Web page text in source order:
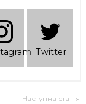
Twitter
Наступна стаття